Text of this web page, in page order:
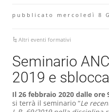
pubblicato mercoledì 8
Altri eventi formativi
Seminario
2019 e
Il 26 febbraio 2020 dalle ore
si terrà il seminario “Le